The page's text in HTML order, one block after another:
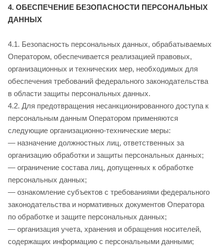
4. ОБЕСПЕЧЕНИЕ БЕЗОПАСНОСТИ ПЕРСОНАЛЬНЫХ
ДАННЫХ
4.1. Безопасность персональных данных, обрабатываемых
Оператором, обеспечивается реализацией правовых,
организационных и технических мер, необходимых для
обеспечения требований федерального законодательства
в области защиты персональных данных.
4.2. Для предотвращения несанкционированного доступа к
персональным данным Оператором применяются
следующие организационно-технические меры:
— назначение должностных лиц, ответственных за
организацию обработки и защиты персональных данных;
— ограничение состава лиц, допущенных к обработке
персональных данных;
— ознакомление субъектов с требованиями федерального
законодательства и нормативных документов Оператора
по обработке и защите персональных данных;
— организация учета, хранения и обращения носителей,
содержащих информацию с персональными данными;